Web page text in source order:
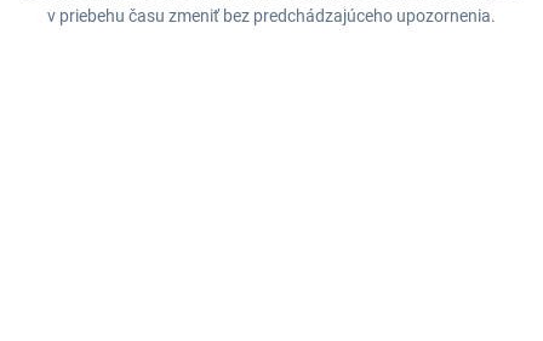
v priebehu času zmeniť bez predchádzajúceho upozornenia.